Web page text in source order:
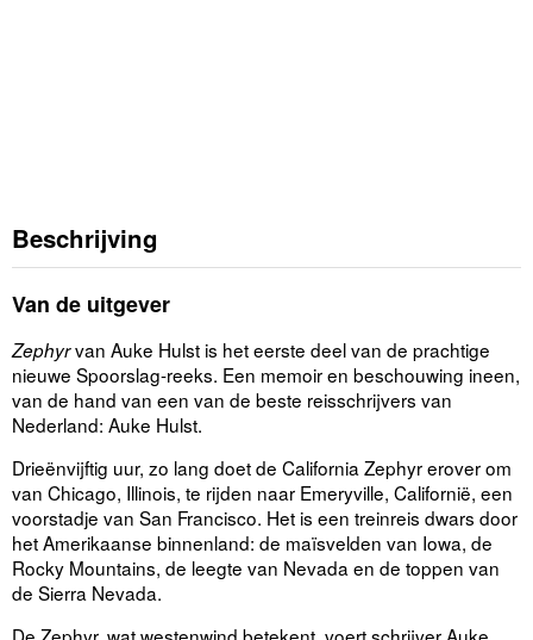
Beschrijving
Van de uitgever
Zephyrvan Auke Hulst is het eerste deel van de prachtige
nieuwe Spoorslag-reeks. Een memoir en beschouwing ineen,
van de hand van een van de beste reisschrijvers van
Nederland: Auke Hulst.
Drieënvijftig uur, zo lang doet de California Zephyr erover om
van Chicago, Illinois, te rijden naar Emeryville, Californië, een
voorstadje van San Francisco. Het is een treinreis dwars door
het Amerikaanse binnenland: de maïsvelden van Iowa, de
Rocky Mountains, de leegte van Nevada en de toppen van
de Sierra Nevada.